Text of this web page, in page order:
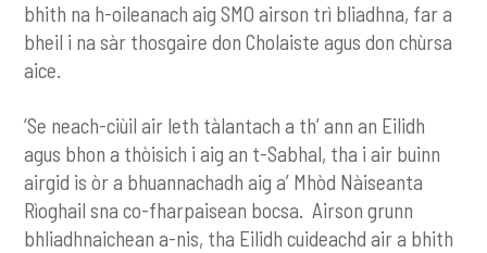
bhith na h-oileanach aig SMO airson trì bliadhna, far a
bheil i na sàr thosgaire don Cholaiste agus don chùrsa
aice.
‘Se neach-ciùil air leth tàlantach a th’ ann an Eilidh
agus bhon a thòisich i aig an t-Sabhal, tha i air buinn
airgid is òr a bhuannachadh aig a’ Mhòd Nàiseanta
Rìoghail sna co-fharpaisean bocsa. Airson grunn
bhliadhnaichean a-nis, tha Eilidh cuideachd air a bhith